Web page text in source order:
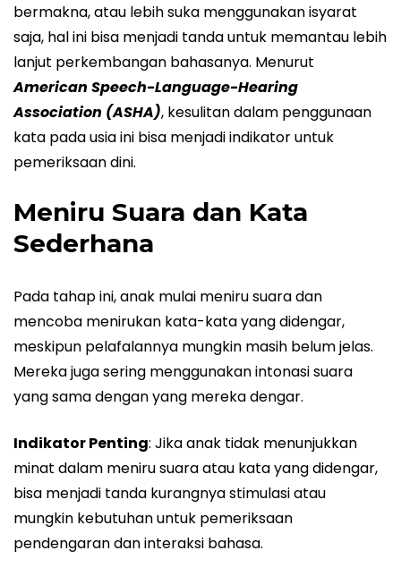
bermakna, atau lebih suka menggunakan isyarat
saja, hal ini bisa menjadi tanda untuk memantau lebih
lanjut perkembangan bahasanya. Menurut
American Speech-Language-Hearing
Association (ASHA), kesulitan dalam penggunaan
kata pada usia ini bisa menjadi indikator untuk
pemeriksaan dini.
Meniru Suara dan Kata
Sederhana
Pada tahap ini, anak mulai meniru suara dan
mencoba menirukan kata-kata yang didengar,
meskipun pelafalannya mungkin masih belum jelas.
Mereka juga sering menggunakan intonasi suara
yang sama dengan yang mereka dengar.
Indikator Penting: Jika anak tidak menunjukkan
minat dalam meniru suara atau kata yang didengar,
bisa menjadi tanda kurangnya stimulasi atau
mungkin kebutuhan untuk pemeriksaan
pendengaran dan interaksi bahasa.